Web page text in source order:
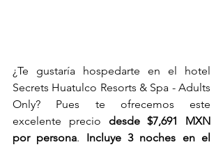
¿Te gustaría hospedarte en el hotel
Secrets Huatulco Resorts & Spa - Adults
Only? Pues te ofrecemos este
excelente precio desde $7,691 MXN
por persona. Incluye 3 noches en el